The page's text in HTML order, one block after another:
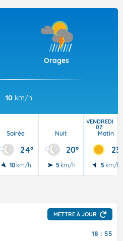
Articles
Orages
10 km/h
Soirée
24°
10 km/h
Nuit
20°
5 km/h
VENDREDI
07
Matin
23°
5 km/h
METTRE À JOUR
18 : 55